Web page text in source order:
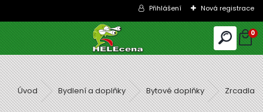
Přihlášení Nová registrace
0
Úvod Bydlení a doplňky Bytové doplňky Zrcadla